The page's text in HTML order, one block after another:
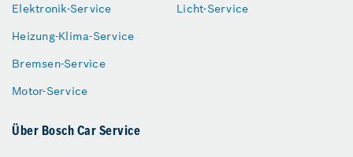
Elektronik-Service
Heizung-Klima-Service
Bremsen-Service
Motor-Service
Licht-Service
Über Bosch Car Service